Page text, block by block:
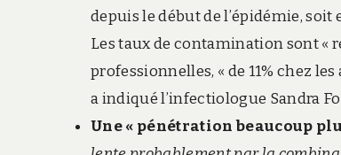
depuis le début de l’épidémie,
Les taux de contamination sont «
professionnelles, « de 11% chez
a indiqué l’infectiologue Sandra
Une « pénétration beaucoup